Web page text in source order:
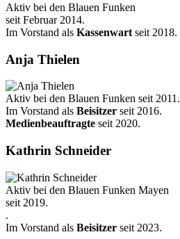
Aktiv bei den Blauen Funken
seit Februar 2014.
Im Vorstand als Kassenwart seit 2018.
Anja Thielen
Aktiv bei den Blauen Funken seit 2011.
Im Vorstand als Beisitzer seit 2016.
Medienbeauftragte seit 2020.
Kathrin Schneider
Aktiv bei den Blauen Funken Mayen
seit 2019.
.
Im Vorstand als Beisitzer seit 2023.